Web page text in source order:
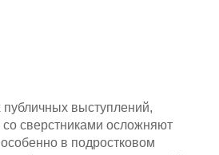
публичных выступлений,
сверстниками осложняют
в подростковом